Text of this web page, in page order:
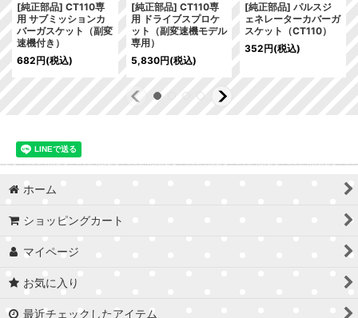
[純正部品] CT110専
用 サブミッションカ
バーガスケット（副変
速機付き）
682円(税込)
[純正部品] CT110専
用 ドライブスプロケ
ット（副変速機モデル
専用）
5,830円(税込)
[純正部品] パルスジ
ェネレーターカバーガ
スケット（CT110）
352円(税込)
ホーム
ショッピングカート
マイページ
お気に入り
最近チェックしたアイテム